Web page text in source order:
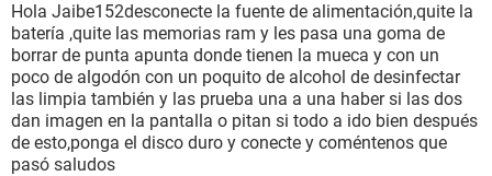
Hola Jaibe152desconecte la fuente de alimentación,quite la
batería ,quite las memorias ram y les pasa una goma de
borrar de punta apunta donde tienen la mueca y con un
poco de algodón con un poquito de alcohol de desinfectar
las limpia también y las prueba una a una haber si las dos
dan imagen en la pantalla o pitan si todo a ido bien después
de esto,ponga el disco duro y conecte y coméntenos que
pasó saludos